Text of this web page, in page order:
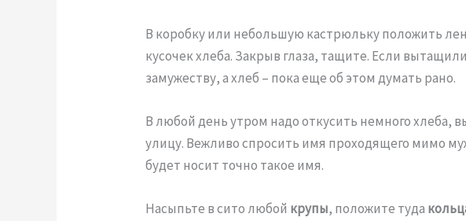
В коробку или небольшую кастрюльку положить
кусочек хлеба. Закрыв глаза, тащите. Если
замужеству, а хлеб – пока еще об этом думать рано.
В любой день утром надо откусить немного хлеба,
улицу. Вежливо спросить имя проходящего мимо
будет носит точно такое имя.
Насыпьте в сито любой крупы, положите туда